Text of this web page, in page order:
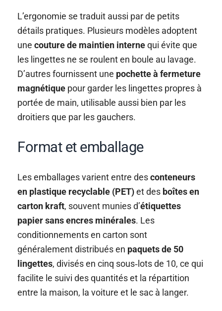
L’ergonomie se traduit aussi par de petits
détails pratiques. Plusieurs modèles adoptent
unecouture de maintien internequi évite que
les lingettes ne se roulent en boule au lavage.
D’autres fournissent une pochette à fermeture
magnétique pour garder les lingettes propres à
portée de main, utilisable aussi bien par les
droitiers que par les gauchers.
Format et emballage
Les emballages varient entre desconteneurs
en plastique recyclable (PET)et des boîtes en
carton kraft, souvent munies d’étiquettes
papier sans encres minérales. Les
conditionnements en carton sont
généralement distribués en paquets de 50
lingettes, divisés en cinq sous‑lots de 10, ce qui
facilite le suivi des quantités et la répartition
entre la maison, la voiture et le sac à langer.